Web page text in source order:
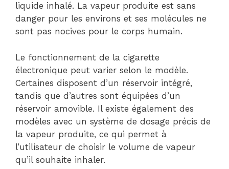
liquide inhalé. La vapeur produite est sans
danger pour les environs et ses molécules ne
sont pas nocives pour le corps humain.
Le fonctionnement de la cigarette
électronique peut varier selon le modèle.
Certaines disposent d’un réservoir intégré,
tandis que d’autres sont équipées d’un
réservoir amovible. Il existe également des
modèles avec un système de dosage précis de
la vapeur produite, ce qui permet à
l’utilisateur de choisir le volume de vapeur
qu’il souhaite inhaler.